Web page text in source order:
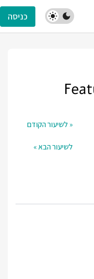
כניסה
« לשיעור הקודם
לשיעור הבא »